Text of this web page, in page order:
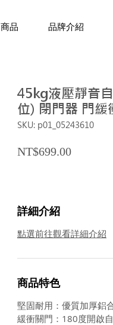
商品 品牌介紹
45kg液壓靜音
位) 閉門器 門緩
SKU: p01_05243610
NT$699.00Price
詳細介紹
點選前往觀看詳細介紹
商品特色
堅固耐用：優質加厚鋁
緩衝關門：180度開啟